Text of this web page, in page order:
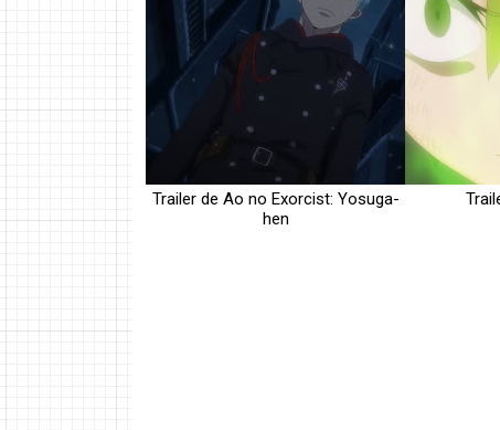
Trailer de Ao no Exorcist: Yosuga-
hen